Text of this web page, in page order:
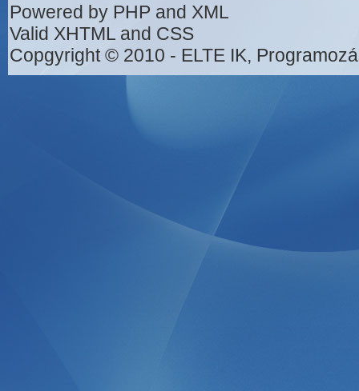
Powered by PHP and XML
Valid XHTML and CSS
Copgyright © 2010 - ELTE IK,